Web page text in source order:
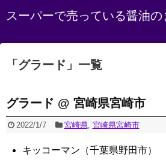
スーパーで売っている醤油の
「 グラード 」 一覧
グラード @ 宮崎県宮崎市
2022/1/7 宮崎県, 宮崎県宮崎市
キッコーマン（千葉県野田市）